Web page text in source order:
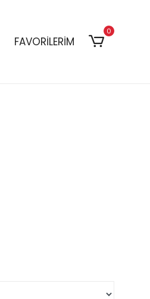
FAVORİLERİM
0